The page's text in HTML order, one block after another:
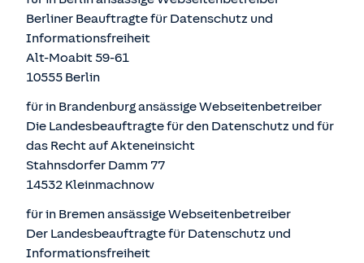
Berliner Beauftragte für Datenschutz und
Informationsfreiheit
Alt-Moabit 59-61
10555 Berlin
für in Brandenburg ansässige Webseitenbetreiber
Die Landesbeauftragte für den Datenschutz und für
das Recht auf Akteneinsicht
Stahnsdorfer Damm 77
14532 Kleinmachnow
für in Bremen ansässige Webseitenbetreiber
Der Landesbeauftragte für Datenschutz und
Informationsfreiheit